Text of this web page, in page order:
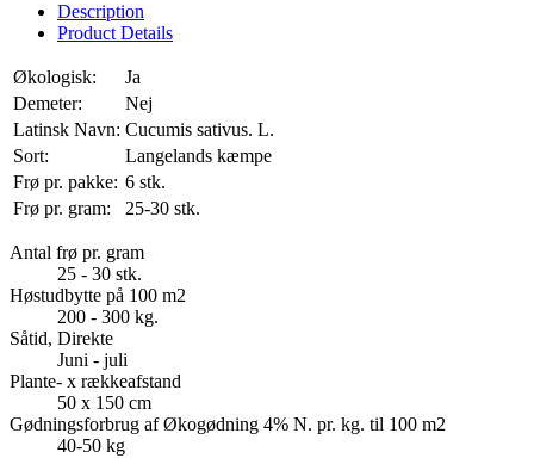
Description
Product Details
Økologisk:
Ja
Demeter:
Nej
Latinsk Navn: Cucumis sativus. L.
Sort:
Langelands kæmpe
Frø pr. pakke: 6 stk.
Frø pr. gram:
25-30 stk.
Antal frø pr. gram
25 - 30 stk.
Høstudbytte på 100 m2
200 - 300 kg.
Såtid, Direkte
Juni - juli
Plante- x rækkeafstand
50 x 150 cm
Gødningsforbrug af Økogødning 4% N. pr. kg. til 100 m2
40-50 kg